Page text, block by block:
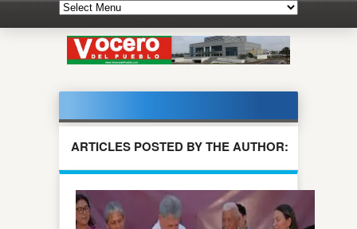
ARTICLES POSTED BY THE AUTHOR: